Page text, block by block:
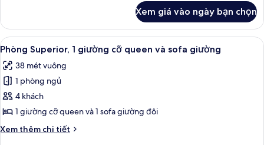
Phòng,
giường
queen
Xem giá vào ngày bạn chọn
Xem
tất
cả
ảnh
Phòng
Superior,
1
giường
Bộ đồ giường kháng dị ứng, két bảo
8
Phòng Superior, 1 giường cỡ queen và sofa giường
38 mét vuông
1 phòng ngủ
4 khách
1 giường cỡ queen và 1 sofa giường đôi
Xem thêm chi tiết
Chi